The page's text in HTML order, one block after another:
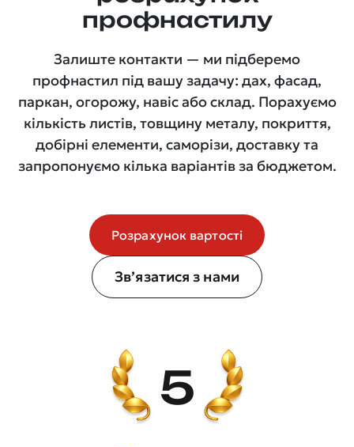
профнастилу
Залиште контакти — ми підберемо
профнастил під вашу задачу: дах, фасад,
паркан, огорожу, навіс або склад. Порахуємо
кількість листів, товщину металу, покриття,
добірні елементи, саморізи, доставку та
запропонуємо кілька варіантів за бюджетом.
Розрахунок вартості
Зв’язатися з нами
5